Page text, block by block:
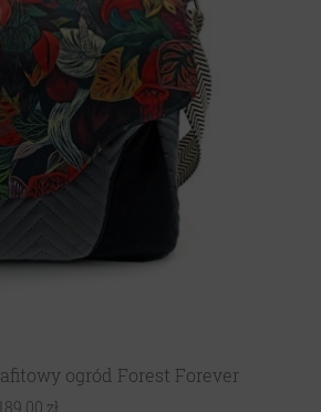
ogród Forest Forever
189,00 zł